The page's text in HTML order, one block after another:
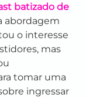
batizado de
abordagem
o interesse
mas
tomar uma
ingressar